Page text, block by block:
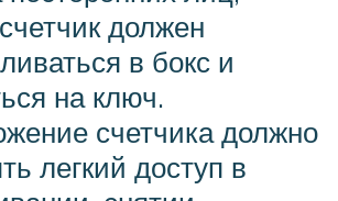
должен
в бокс и
на ключ.
счетчика должно
легкий доступ в